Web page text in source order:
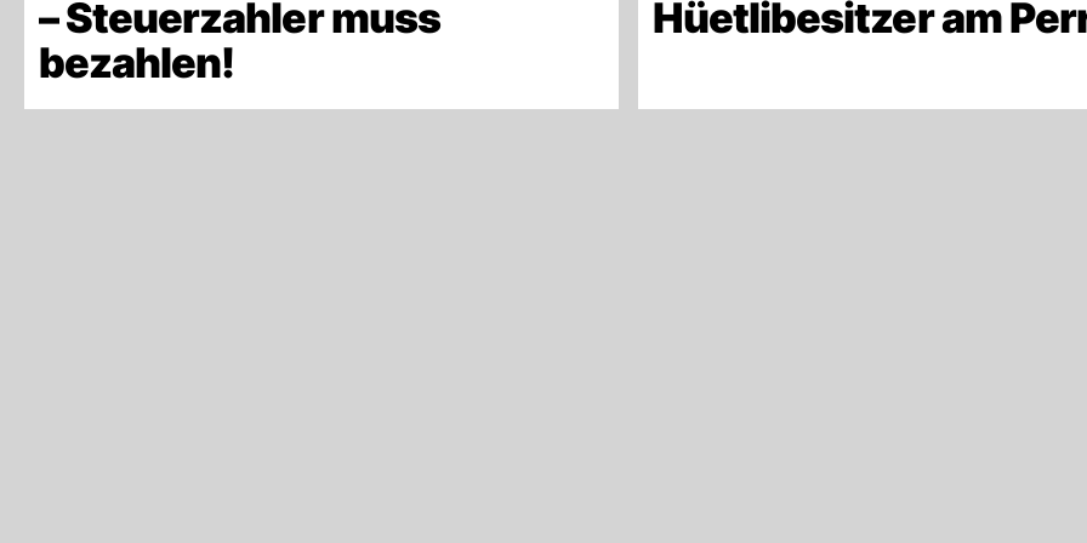
– Steuerzahler muss
bezahlen!
Hüetlibesitzer am